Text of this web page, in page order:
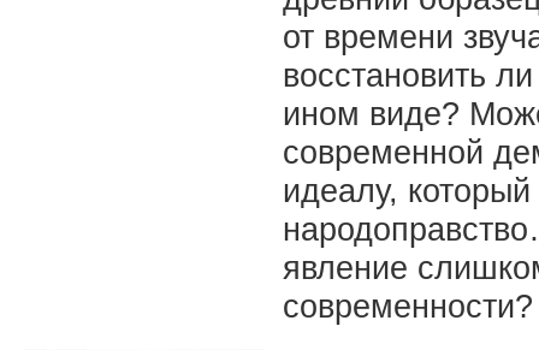
от времени
восстановить
ином виде?
современной
идеалу,
явление
современности?